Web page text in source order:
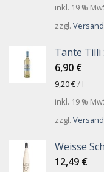
inkl. 19 %
zzgl.
Tante Tilli
6,90 €
9,20€/ l
inkl. 19 %
zzgl.
Weisse
12,49 €